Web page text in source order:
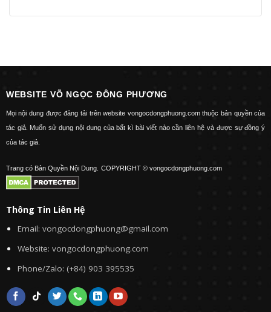
WEBSITE VÕ NGỌC ĐÔNG PHƯƠNG
Mọi nội dung được đăng tải trên website vongocdongphuong.com thuộc bản quyền của
tác giả. Muốn sử dụng nội dung của bất kì bài viết nào cần liên hệ và được sự đồng ý
của tác giả.
Trang có Bản Quyền Nội Dung. COPYRIGHT © vongocdongphuong.com
Thông Tin Liên Hệ
Email: vongocdongphuong@gmail.com
Website: vongocdongphuong.com
Phone/Zalo: (+84) 903 395535